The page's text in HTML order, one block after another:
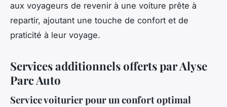
aux voyageurs de revenir à une voiture prête à
repartir, ajoutant une touche de confort et de
praticité à leur voyage.
Services additionnels offerts par Alyse
Parc Auto
Service voiturier pour un confort optimal